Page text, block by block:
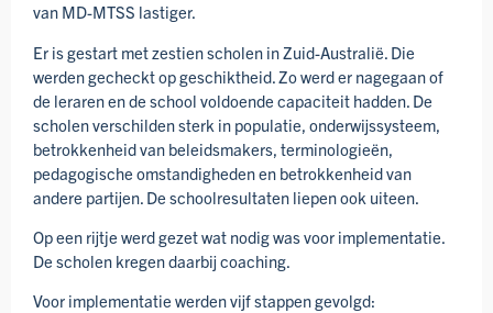
van MD-MTSS lastiger.
Er is gestart met zestien scholen in Zuid-Australië. Die
werden gecheckt op geschiktheid. Zo werd er nagegaan of
de leraren en de school voldoende capaciteit hadden. De
scholen verschilden sterk in populatie, onderwijs­systeem,
betrokkenheid van beleidsmakers, termino­logieën,
pedagogische omstandig­heden en betrokken­heid van
andere partijen. De school­resultaten liepen ook uiteen.
Op een rijtje werd gezet wat nodig was voor implementatie.
De scholen kregen daarbij coaching.
Voor implementatie werden vijf stappen gevolgd: